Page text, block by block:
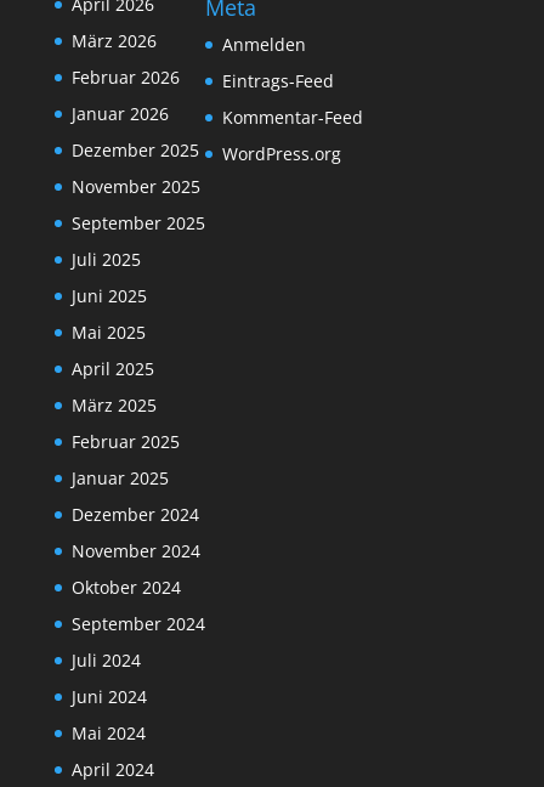
April 2026
März 2026
Februar 2026
Januar 2026
Dezember 2025
November 2025
September 2025
Juli 2025
Juni 2025
Mai 2025
April 2025
März 2025
Februar 2025
Januar 2025
Dezember 2024
November 2024
Oktober 2024
September 2024
Juli 2024
Juni 2024
Mai 2024
April 2024
Meta
Anmelden
Eintrags-Feed
Kommentar-Feed
WordPress.org